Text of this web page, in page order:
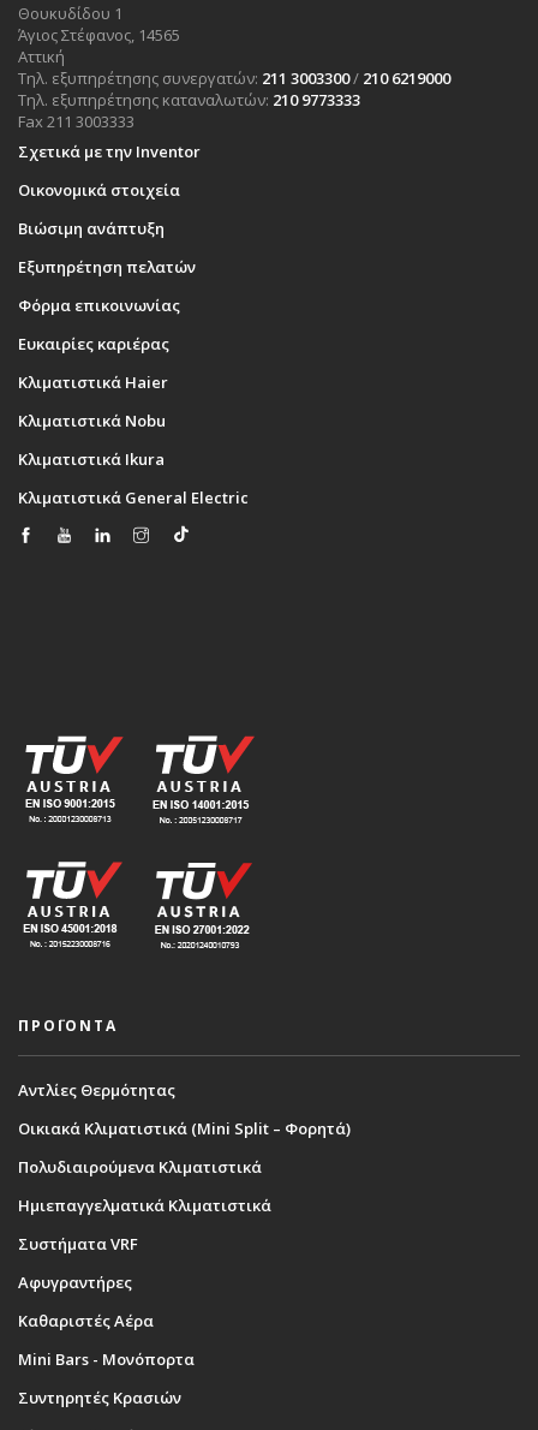
Θουκυδίδου 1
Άγιος Στέφανος, 14565
Αττική
Τηλ. εξυπηρέτησης συνεργατών: 211 3003300/ 210 6219000
Τηλ. εξυπηρέτησης καταναλωτών: 210 9773333
Fax 211 3003333
Σχετικά με την Inventor
Οικονομικά στοιχεία
Βιώσιμη ανάπτυξη
Εξυπηρέτηση πελατών
Φόρμα επικοινωνίας
Ευκαιρίες καριέρας
Κλιματιστικά Haier
Κλιματιστικά Nobu
Κλιματιστικά Ikura
Κλιματιστικά General Electric
ΠΡΟΪΟΝΤΑ
Αντλίες Θερμότητας
Οικιακά Κλιματιστικά (Mini Split – Φορητά)
Πολυδιαιρούμενα Κλιματιστικά
Ημιεπαγγελματικά Κλιματιστικά
Συστήματα VRF
Αφυγραντήρες
Καθαριστές Αέρα
Mini Bars - Μονόπορτα
Συντηρητές Κρασιών